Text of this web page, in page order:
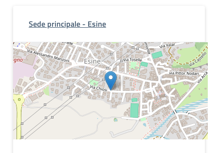
Sede principale - Esine